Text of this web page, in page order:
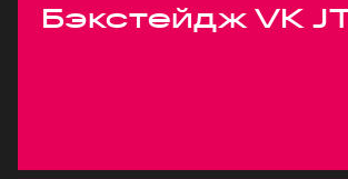
Бэкстейдж VK